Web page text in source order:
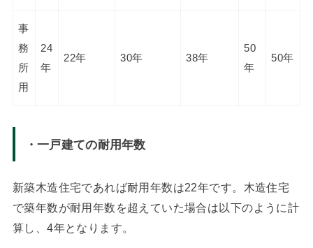
事
務
所
用
24
年
22年 30年 38年
50
年
50年
・一戸建ての耐用年数
新築木造住宅であれば耐用年数は22年です。木造住宅
で築年数が耐用年数を超えていた場合は以下のように計
算し、4年となります。